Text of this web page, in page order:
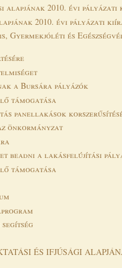
alapjának 2010. évi pályázati
2010. évi pályázati
Gyermekjóléti és
a Bursára pályázók
támogatása
panellakások
önkormányzat
beadni a lakásfelújítási
támogatása
ÉS IFJÚSÁGI